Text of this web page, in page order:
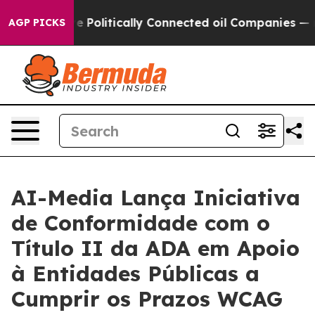
AGP PICKS
Gave Politically Connected oil Companies — not
AI-Media Lança Iniciativa
de Conformidade com o
Título II da ADA em Apoio
à Entidades Públicas a
Cumprir os Prazos WCAG